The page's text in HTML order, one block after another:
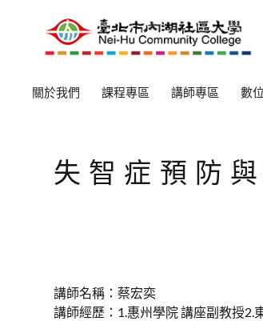
關於我們 課程專區 講師專區 數
失智症預防
講師名稱：蔡宏奕
講師經歷：1.惠州學院 講座副教授2.